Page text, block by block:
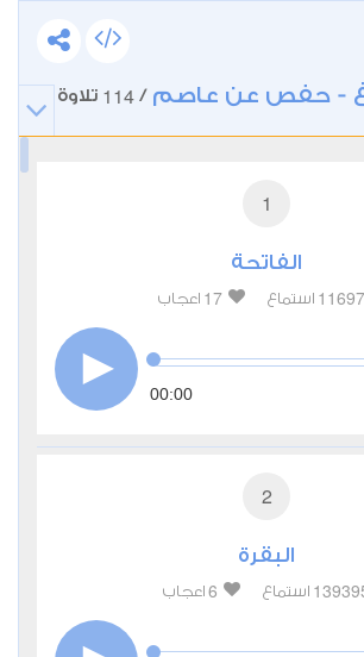
- حفص عن عاصم /
114 تلاوة
1
الفاتحة
استماع 17 اعجاب
00:00
2
البقرة
استماع 6 اعجاب